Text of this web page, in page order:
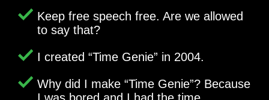
Keep free speech free. Are we allowed
to say that?
I created Time Genie in 2004.
Why did I make Time Genie ? Because